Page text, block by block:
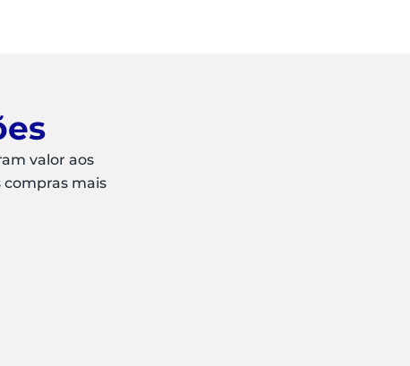
valor aos
compras mais